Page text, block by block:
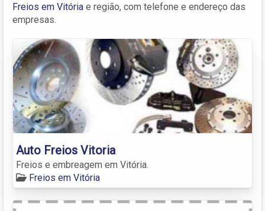
Freios em Vitória e região, com telefone e endereço das
empresas.
Auto Freios Vitoria
Freios e embreagem em Vitória.
Freios em Vitória